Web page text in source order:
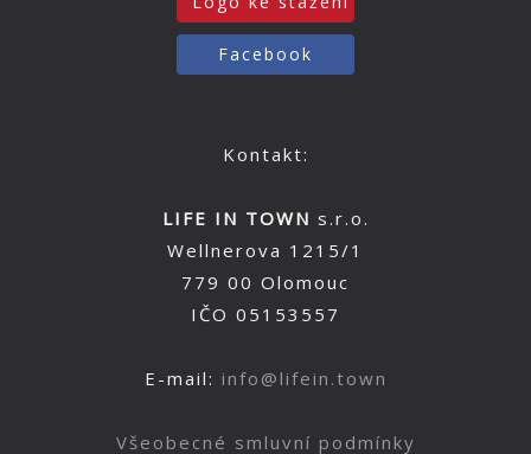
Facebook
Kontakt:
LIFE IN TOWN s.r.o.
Wellnerova 1215/1
779 00 Olomouc
IČO 05153557
E-mail: info@lifein.town
Všeobecné smluvní podmínky